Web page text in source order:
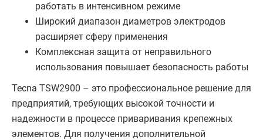
работать в интенсивном режиме
Широкий диапазон диаметров электродов
расширяет сферу применения
Комплексная защита от неправильного
использования повышает безопасность работы
Tecna TSW2900 – это профессиональное решение для
предприятий, требующих высокой точности и
надежности в процессе приваривания крепежных
элементов. Для получения дополнительной